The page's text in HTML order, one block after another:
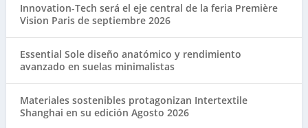
Innovation-Tech será el eje central de la feria Première
Vision Paris de septiembre 2026
Essential Sole diseño anatómico y rendimiento
avanzado en suelas minimalistas
Materiales sostenibles protagonizan Intertextile
Shanghai en su edición Agosto 2026